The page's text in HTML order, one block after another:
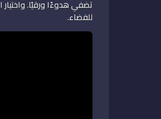
تضفي هدوءًا ورقيًا.
للفضاء.